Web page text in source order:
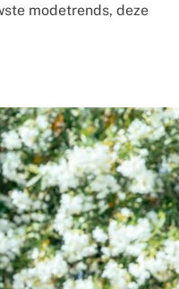
modetrends, deze